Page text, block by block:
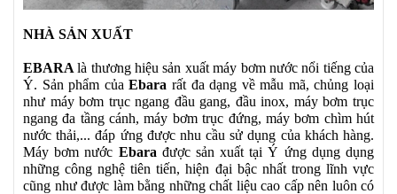
NHÀ SẢN XUẤT
EBARAlà thương hiệu sản xuất máy bơm nước nổi tiếng của
Ý. Sản phẩm củaEbara rất đa dạng về mẫu mã, chủng loại
như máy bơm trục ngang đầu gang, đầu inox, máy bơm trục
ngang đa tầng cánh, máy bơm trục đứng, máy bơm chìm hút
nước thải,... đáp ứng được nhu cầu sử dụng của khách hàng.
Máy bơm nước Ebara được sản xuất tại Ý ứng dụng dụng
những công nghệ tiên tiến, hiện đại bậc nhất trong lĩnh vực
cũng như được làm bằng những chất liệu cao cấp nên luôn có